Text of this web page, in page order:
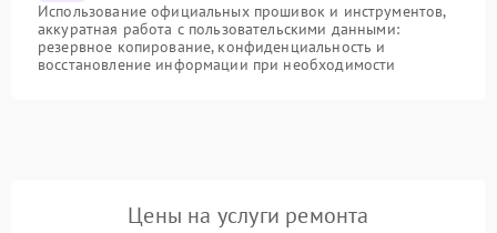
Использование официальных прошивок и инструментов,
аккуратная работа с пользовательскими данными:
резервное копирование, конфиденциальность и
восстановление информации при необходимости
Цены на услуги ремонта